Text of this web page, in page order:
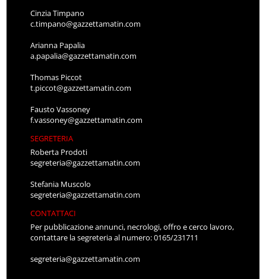
Cinzia Timpano
c.timpano@gazzettamatin.com
Arianna Papalia
a.papalia@gazzettamatin.com
Thomas Piccot
t.piccot@gazzettamatin.com
Fausto Vassoney
f.vassoney@gazzettamatin.com
SEGRETERIA
Roberta Prodoti
segreteria@gazzettamatin.com
Stefania Muscolo
segreteria@gazzettamatin.com
CONTATTACI
Per pubblicazione annunci, necrologi, offro e cerco lavoro,
contattare la segreteria al numero: 0165/231711
segreteria@gazzettamatin.com